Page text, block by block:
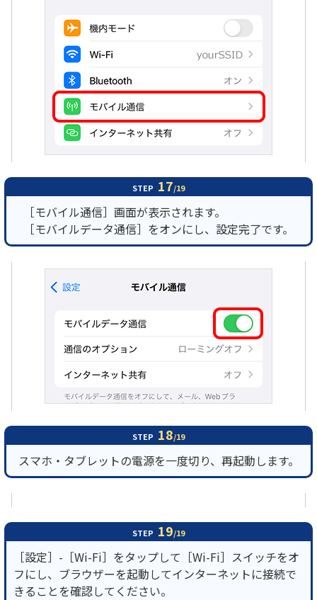
STEP 17/19
［モバイル通信］画面が表示されます。
［モバイルデータ通信］をオンにし、設定完了です。
STEP 18/19
スマホ・タブレットの電源を一度切り、再起動します。
STEP 19/19
［設定］-［Wi-Fi］をタップして［Wi-Fi］スイッチをオ
フにし、ブラウザーを起動してインターネットに接続で
きることを確認してください。